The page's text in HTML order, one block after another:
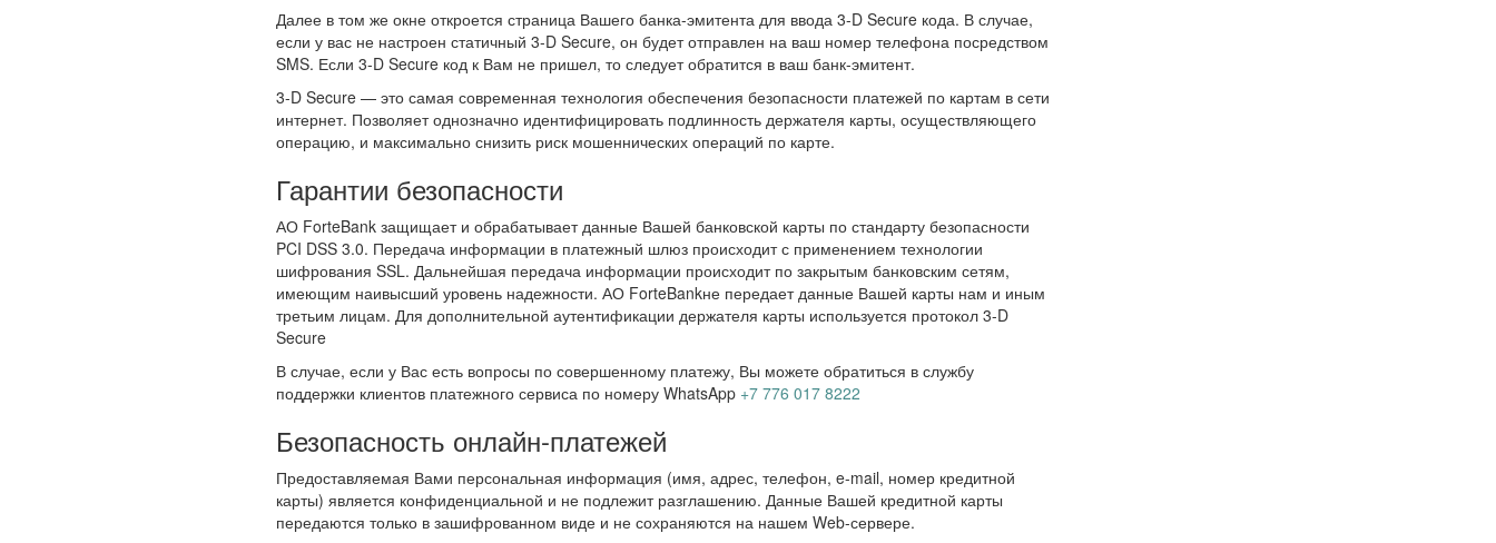
Далее в том же окне откроется страница Вашего банка-эмитента для ввода 3-D Secure кода. В случае,
если у вас не настроен статичный 3-D Secure, он будет отправлен на ваш номер телефона посредством
SMS. Если 3-D Secure код к Вам не пришел, то следует обратится в ваш банк-эмитент.
3-D Secure — это самая современная технология обеспечения безопасности платежей по картам в сети
интернет. Позволяет однозначно идентифицировать подлинность держателя карты, осуществляющего
операцию, и максимально снизить риск мошеннических операций по карте.
Гарантии безопасности
АО ForteBank защищает и обрабатывает данные Вашей банковской карты по стандарту безопасности
PCI DSS 3.0. Передача информации в платежный шлюз происходит с применением технологии
шифрования SSL. Дальнейшая передача информации происходит по закрытым банковским сетям,
имеющим наивысший уровень надежности. АО ForteBankне передает данные Вашей карты нам и иным
третьим лицам. Для дополнительной аутентификации держателя карты используется протокол 3-D
Secure
В случае, если у Вас есть вопросы по совершенному платежу, Вы можете обратиться в службу
поддержки клиентов платежного сервиса по номеру WhatsApp +7 776 017 8222
Безопасность онлайн-платежей
Предоставляемая Вами персональная информация (имя, адрес, телефон, e-mail, номер кредитной
карты) является конфиденциальной и не подлежит разглашению. Данные Вашей кредитной карты
передаются только в зашифрованном виде и не сохраняются на нашем Web-сервере.